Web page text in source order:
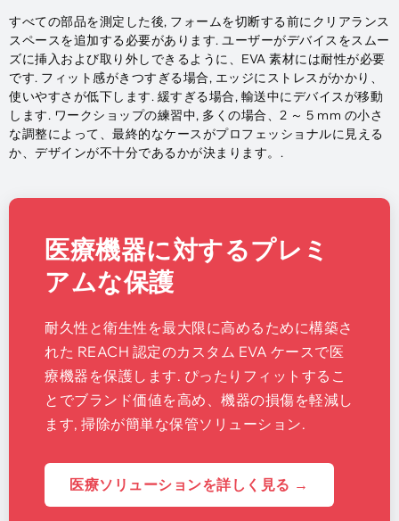
すべての部品を測定した後, フォームを切断する前にクリアランス
スペースを追加する必要があります. ユーザーがデバイスをスムー
ズに挿入および取り外しできるように、EVA 素材には耐性が必要
です. フィット感がきつすぎる場合, エッジにストレスがかかり、
使いやすさが低下します. 緩すぎる場合, 輸送中にデバイスが移動
します. ワークショップの練習中, 多くの場合、2 ～ 5 mm の小さ
な調整によって、最終的なケースがプロフェッショナルに見える
か、デザインが不十分であるかが決まります。.
医療機器に対するプレミ
アムな保護
耐久性と衛生性を最大限に高めるために構築さ
れた REACH 認定のカスタム EVA ケースで医
療機器を保護します. ぴったりフィットするこ
とでブランド価値を高め、機器の損傷を軽減し
ます, 掃除が簡単な保管ソリューション.
医療ソリューションを詳しく見る →